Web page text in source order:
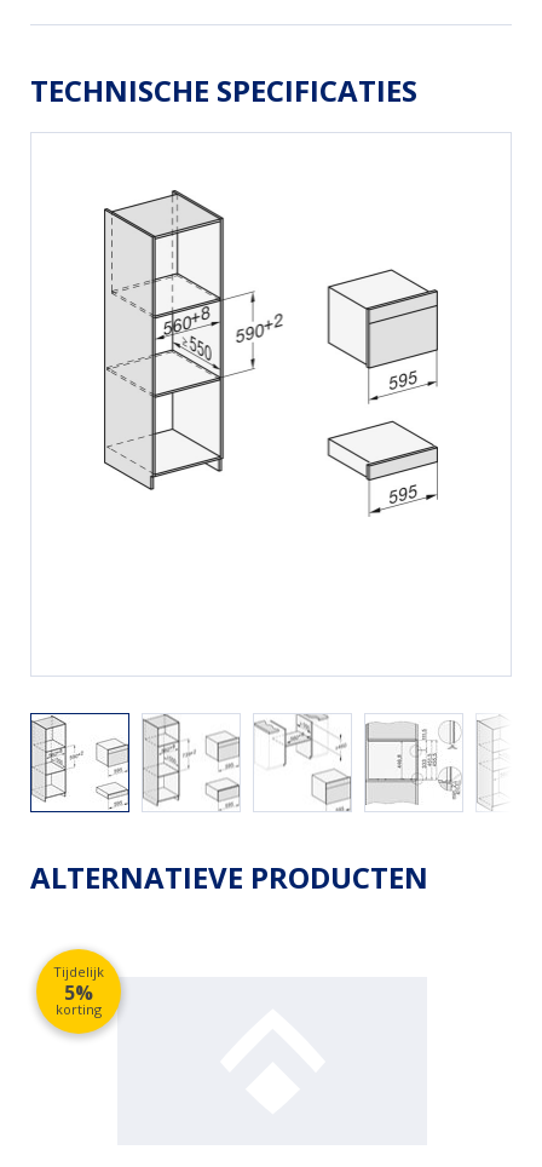
TECHNISCHE SPECIFICATIES
ALTERNATIEVE PRODUCTEN
Tijdelijk
5%
korting